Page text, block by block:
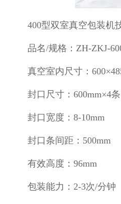
400型双室真空包装机
品名/规格：ZH-ZKJ-
真空室内尺寸：
封口尺寸：600mm×4条
封口宽度：8-10mm
封口条间距：500mm
有效高度：96mm
包装能力：2-3次/分钟